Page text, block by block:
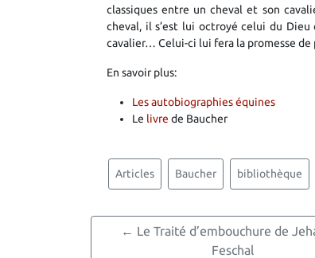
classiques entre un cheval et son
cheval, il s’est lui octroyé celui du Dieu
cavalier… Celui-ci lui fera la promesse de
En savoir plus:
Les autobiographies équines
Le livre de Baucher
Articles Baucher bibliothèque
← Le Traité d’embouchure de
Feschal